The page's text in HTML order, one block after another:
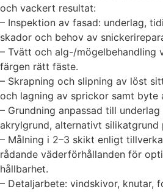
och vackert resultat:
– Inspektion av fasad: underlag,
skador och behov av
– Tvätt och alg-/mögelbehandling
färgen rätt fäste.
– Skrapning och slipning av löst
och lagning av sprickor samt byte
– Grundning anpassad till
akrylgrund, alternativt silikatgrund
– Målning i 2–3 skikt enligt
rådande väderförhållanden för
hållbarhet.
– Detaljarbete: vindskivor, knutar,